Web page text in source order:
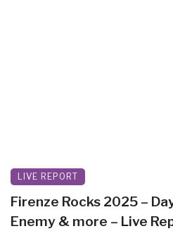
LIVE REPORT
Firenze Rocks 2025 –
Enemy & more – Live